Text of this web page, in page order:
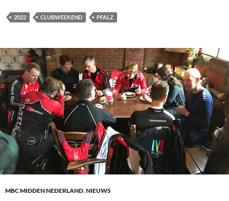
2022 CLUBWEEKEND PFALZ
MBC MIDDEN NEDERLAND,NIEUWS